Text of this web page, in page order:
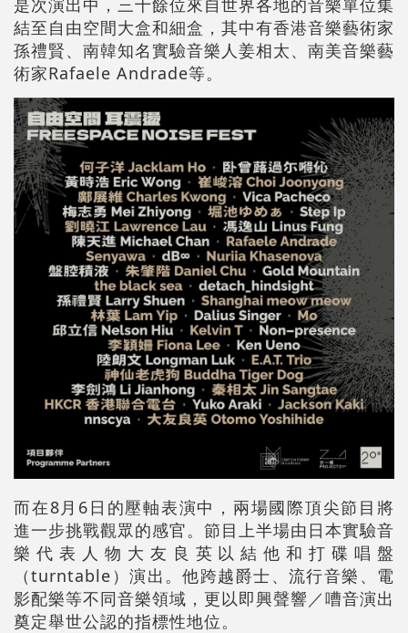
結至自由空間大盒和細盒，其中有香港音樂藝術家
孫禮賢、南韓知名實驗音樂人姜相太、南美音樂藝
術家Rafaele Andrade等。
而在8月6日的壓軸表演中，兩場國際頂尖節目將
進一步挑戰觀眾的感官。節目上半場由日本實驗音
樂代表人物大友良英以結他和打碟唱盤
（turntable）演出。他跨越爵士、流行音樂、電
影配樂等不同音樂領域，更以即興聲響／嘈音演出
奠定舉世公認的指標性地位。